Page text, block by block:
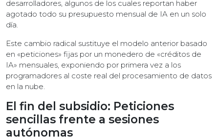
desarrolladores, algunos de los cuales reportan haber
agotado todo su presupuesto mensual de IA en un solo
día.
Este cambio radical sustituye el modelo anterior basado
en «peticiones» fijas por un monedero de «créditos de
IA» mensuales, exponiendo por primera vez a los
programadores al coste real del procesamiento de datos
en la nube.
El fin del subsidio: Peticiones
sencillas frente a sesiones
autónomas